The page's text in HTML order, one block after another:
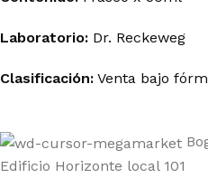
Laboratorio: Dr. Reckeweg
Clasificación: Venta bajo
Edificio Horizonte local 101